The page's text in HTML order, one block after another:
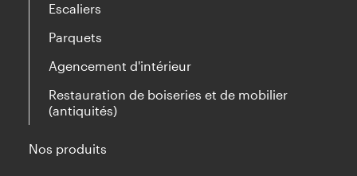
Escaliers
Parquets
Agencement d'intérieur
Restauration de boiseries et de mobilier
(antiquités)
Nos produits